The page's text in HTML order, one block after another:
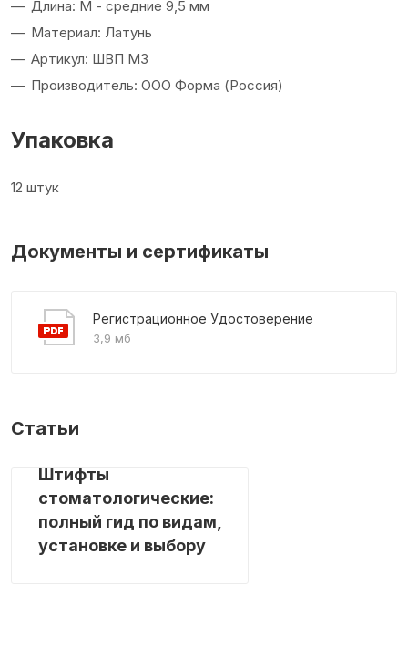
Длина: M - средние 9,5 мм
Материал: Латунь
Артикул: ШВП M3
Производитель: ООО Форма (Россия)
Упаковка
12 штук
Документы и сертификаты
Регистрационное Удостоверение
3,9 мб
Статьи
Штифты
стоматологические:
полный гид по видам,
установке и выбору